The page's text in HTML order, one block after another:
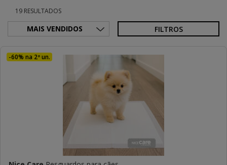
19 RESULTADOS
FILTROS
-60% na 2ª un.